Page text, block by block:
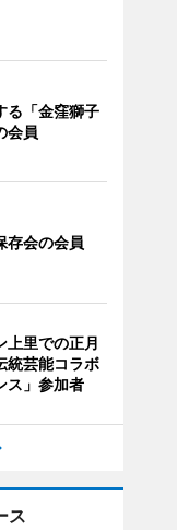
る「金窪獅子
会員
存会の会員
上里での正月
統芸能コラボ
ス」参加者
ス